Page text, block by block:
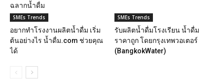
ฉลากน้ำดื่ม
SMEs Trends
อยากทำโรงงานผลิตน้ำดื่ม เริ่ม
ต้นอย่างไร น้ำดื่ม.com ช่วยคุณ
ได้
SMEs Trends
รับผลิตน้ำดื่มโรงเรียน น้ำดื่ม
ราคาถูก โดยกรุงเทพวอเตอร์
(BangkokWater)